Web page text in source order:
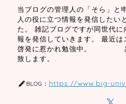
当ブログの管理人の「そら」と
人の役に立つ情報を発信したい
た。 雑記ブログですが同世代
報を発信していきます。 最近は
啓発に惹かれ勉強中。 ど
致します。
BLOG： https://www.big-